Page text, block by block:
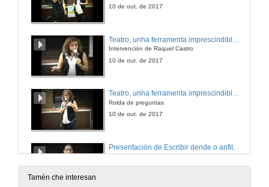
10 de out. de 2017
Intervención de Raquel Castro
10 de out. de 2017
Teatro, unha ferramenta imprescindible no ensino
Rolda de preguntas
10 de out. de 2017
O Teatro e as súas potencialidades na educación infantil
17 de out. de 2017
Tamén che interesan